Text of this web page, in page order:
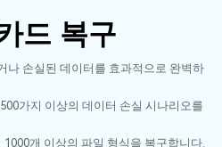
버전
전문가
무료 체험
드 복구
나 손실된 데이터를 효과적으로 완벽하
가지 이상의 데이터 손실 시나리오를
개 이상의 파일 형식을 복구합니다.